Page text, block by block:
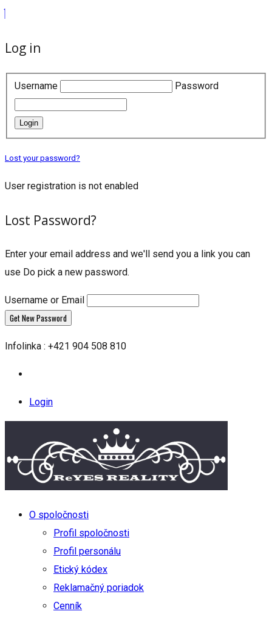
Log in
Username Password
Login
Lost your password?
User registration is not enabled
Lost Password?
Enter your email address and we'll send you a link you can
use Do pick a new password.
Username or Email
Infolinka : +421 904 508 810
Login
O spoločnosti
Profil spoločnosti
Profil personálu
Etický kódex
Reklamačný poriadok
Cenník